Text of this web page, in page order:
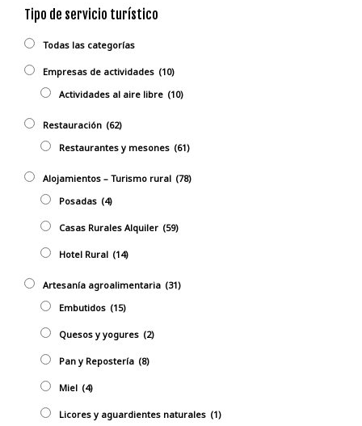
Tipo de servicio turístico
Todas las categorías
Empresas de actividades (10)
Actividades al aire libre (10)
Restauración (62)
Restaurantes y mesones (61)
Alojamientos – Turismo rural (78)
Posadas (4)
Casas Rurales Alquiler (59)
Hotel Rural (14)
Artesanía agroalimentaria (31)
Embutidos (15)
Quesos y yogures (2)
Pan y Repostería (8)
Miel (4)
Licores y aguardientes naturales (1)